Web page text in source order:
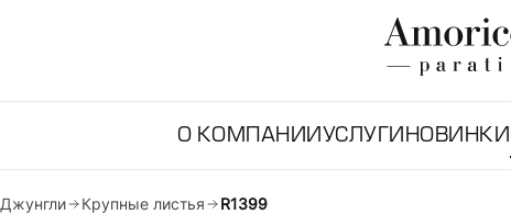
О КОМПАНИИ УСЛУГИ НОВИНКИ
Джунгли Крупные листья R1399